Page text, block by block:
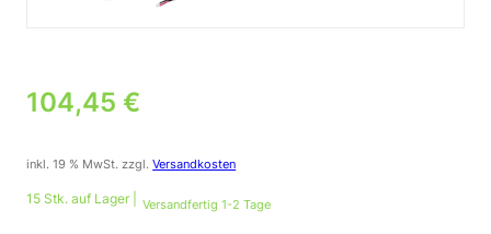
104,45 €
inkl. 19 % MwSt. zzgl.Versandkosten
15 Stk. auf Lager | Versandfertig 1-2 Tage